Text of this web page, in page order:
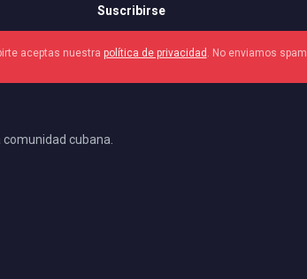
Suscribirse
aceptas nuestra política de privacidad . No enviamos spam.
cubana.